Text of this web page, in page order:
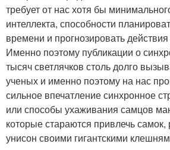
требует от нас хотя бы
интеллекта, способности
времени и прогнозировать
Именно поэтому публикации о
тысяч светлячков столь долго
ученых и именно поэтому на нас
сильное впечатление синхронное
или способы ухаживания самцов
которые стараются привлечь
унисон своими гигантскими